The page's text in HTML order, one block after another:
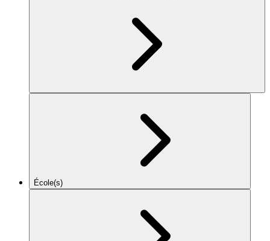
École(s)